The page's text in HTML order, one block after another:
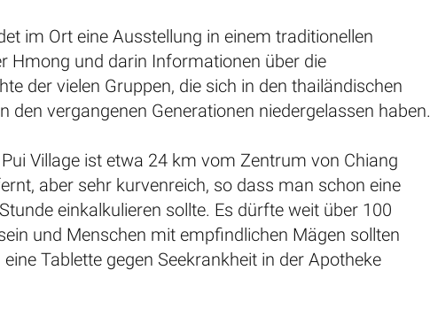
im Ort eine Ausstellung in einem traditionellen
Hmong und darin Informationen über die
der vielen Gruppen, die sich in den thailändischen
den vergangenen Generationen niedergelassen haben.
Village ist etwa 24 km vom Zentrum von Chiang
aber sehr kurvenreich, so dass man schon eine
einkalkulieren sollte. Es dürfte weit über 100
und Menschen mit empfindlichen Mägen sollten
eine Tablette gegen Seekrankheit in der Apotheke